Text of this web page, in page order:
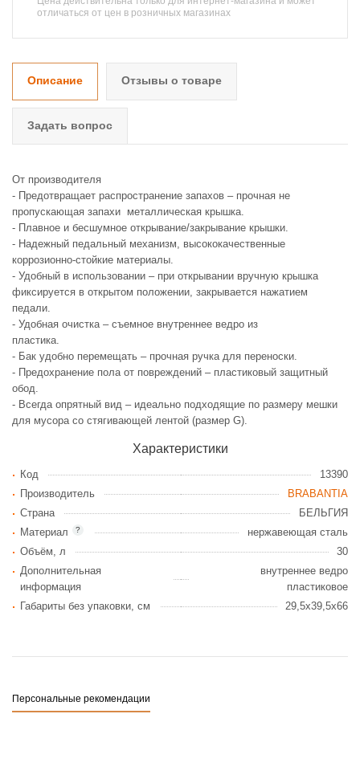
отличаться от цен в розничных магазинах
Описание Отзывы о товаре
Задать вопрос
От производителя
- Предотвращает распространение запахов – прочная не
пропускающая запахи металлическая крышка.
- Плавное и бесшумное открывание/закрывание крышки.
- Надежный педальный механизм, высококачественные
коррозионно-стойкие материалы.
- Удобный в использовании – при открывании вручную крышка
фиксируется в открытом положении, закрывается нажатием
педали.
- Удобная очистка – съемное внутреннее ведро из
- Бак удобно перемещать – прочная ручка для переноски.
- Предохранение пола от повреждений – пластиковый защитный
обод.
- Всегда опрятный вид – идеально подходящие по размеру мешки
для мусора со стягивающей лентой (размер G).
Характеристики
Код
13390
Производитель
BRABANTIA
Страна
БЕЛЬГИЯ
?
Материал
нержавеющая сталь
Объём, л
30
Дополнительная
информация
внутреннее ведро
пластиковое
Габариты без упаковки, см
29,5x39,5x66
Персональные рекомендации